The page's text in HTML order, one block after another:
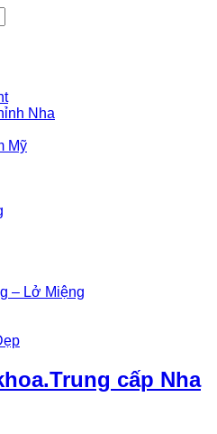
Nha
Mỹ
– Lở Miệng
Trung cấp Nha